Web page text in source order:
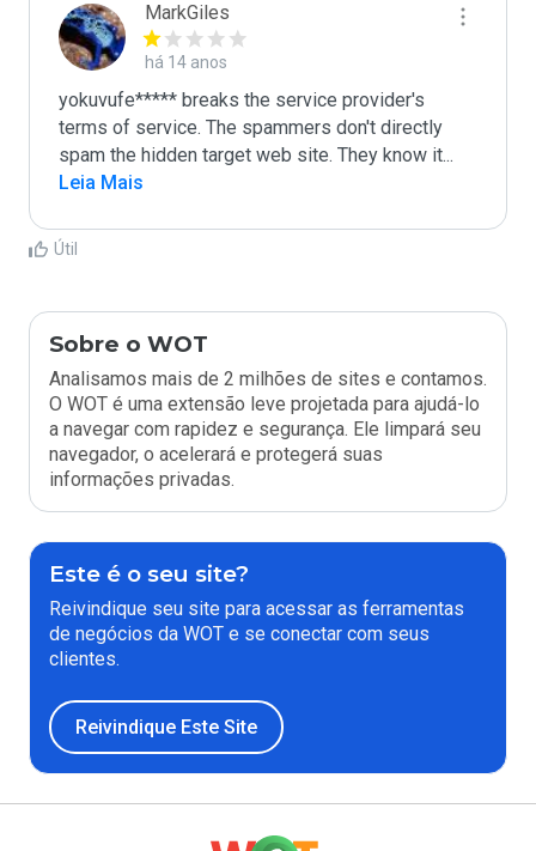
MarkGiles
há 14 anos
yokuvufe***** breaks the service provider's
terms of service. The spammers don't directly
spam the hidden target web site. They know it...
Leia Mais
Útil
Sobre o WOT
Analisamos mais de 2 milhões de sites e contamos.
O WOT é uma extensão leve projetada para ajudá-lo
a navegar com rapidez e segurança. Ele limpará seu
navegador, o acelerará e protegerá suas
informações privadas.
Este é o seu site?
Reivindique seu site para acessar as ferramentas
de negócios da WOT e se conectar com seus
clientes.
Reivindique Este Site